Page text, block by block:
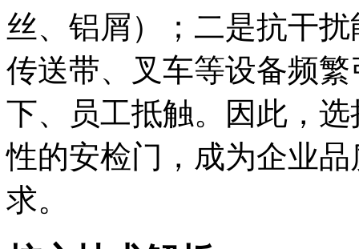
丝、铝屑）；二是抗干
传送带、叉车等设备频
下、员工抵触。因此，
性的安检门，成为企业
求。